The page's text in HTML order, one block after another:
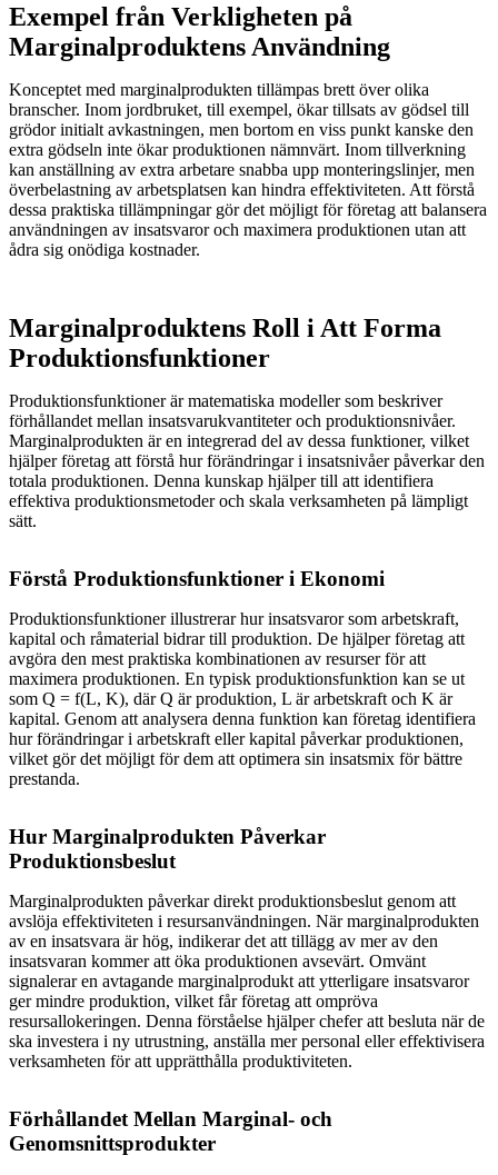
Exempel från Verkligheten på
Marginalproduktens Användning
Konceptet med marginalprodukten tillämpas brett över olika
branscher. Inom jordbruket, till exempel, ökar tillsats av gödsel till
grödor initialt avkastningen, men bortom en viss punkt kanske den
extra gödseln inte ökar produktionen nämnvärt. Inom tillverkning
kan anställning av extra arbetare snabba upp monteringslinjer, men
överbelastning av arbetsplatsen kan hindra effektiviteten. Att förstå
dessa praktiska tillämpningar gör det möjligt för företag att balansera
användningen av insatsvaror och maximera produktionen utan att
ådra sig onödiga kostnader.
Marginalproduktens Roll i Att Forma
Produktionsfunktioner
Produktionsfunktioner är matematiska modeller som beskriver
förhållandet mellan insatsvarukvantiteter och produktionsnivåer.
Marginalprodukten är en integrerad del av dessa funktioner, vilket
hjälper företag att förstå hur förändringar i insatsnivåer påverkar den
totala produktionen. Denna kunskap hjälper till att identifiera
effektiva produktionsmetoder och skala verksamheten på lämpligt
sätt.
Förstå Produktionsfunktioner i Ekonomi
Produktionsfunktioner illustrerar hur insatsvaror som arbetskraft,
kapital och råmaterial bidrar till produktion. De hjälper företag att
avgöra den mest praktiska kombinationen av resurser för att
maximera produktionen. En typisk produktionsfunktion kan se ut
som Q = f(L, K), där Q är produktion, L är arbetskraft och K är
kapital. Genom att analysera denna funktion kan företag identifiera
hur förändringar i arbetskraft eller kapital påverkar produktionen,
vilket gör det möjligt för dem att optimera sin insatsmix för bättre
prestanda.
Hur Marginalprodukten Påverkar
Produktionsbeslut
Marginalprodukten påverkar direkt produktionsbeslut genom att
avslöja effektiviteten i resursanvändningen. När marginalprodukten
av en insatsvara är hög, indikerar det att tillägg av mer av den
insatsvaran kommer att öka produktionen avsevärt. Omvänt
signalerar en avtagande marginalprodukt att ytterligare insatsvaror
ger mindre produktion, vilket får företag att ompröva
resursallokeringen. Denna förståelse hjälper chefer att besluta när de
ska investera i ny utrustning, anställa mer personal eller effektivisera
verksamheten för att upprätthålla produktiviteten.
Förhållandet Mellan Marginal- och
Genomsnittsprodukter